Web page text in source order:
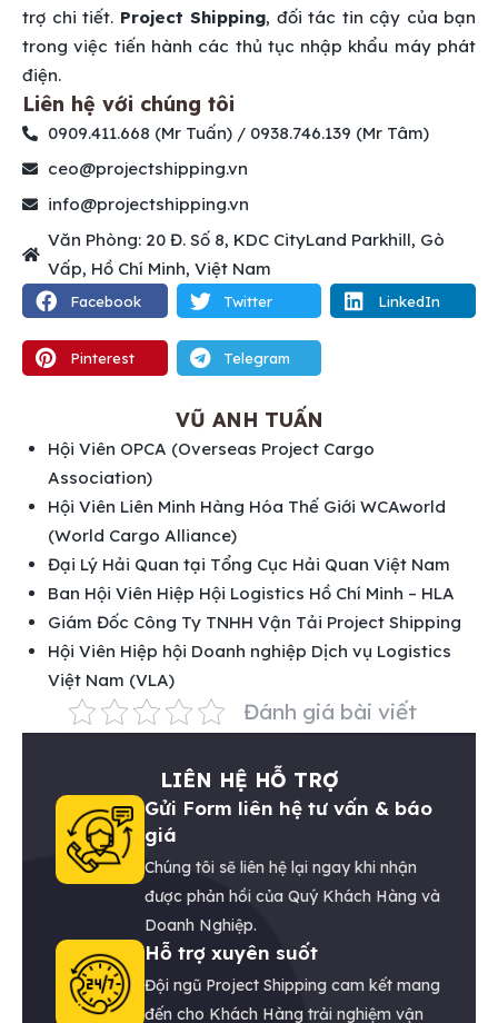
trợ chi tiết. Project Shipping, đối tác tin cậy của bạn
trong việc tiến hành các thủ tục nhập khẩu máy phát
điện.
Liên hệ với chúng tôi
0909.411.668 (Mr Tuấn) / 0938.746.139 (Mr Tâm)
ceo@projectshipping.vn
info@projectshipping.vn
Văn Phòng: 20 Đ. Số 8, KDC CityLand Parkhill, Gò
Vấp, Hồ Chí Minh, Việt Nam
Facebook Twitter LinkedIn
Pinterest Telegram
VŨ ANH TUẤN
Hội Viên OPCA (Overseas Project Cargo
Association)
Hội Viên Liên Minh Hàng Hóa Thế Giới WCAworld
(World Cargo Alliance)
Đại Lý Hải Quan tại Tổng Cục Hải Quan Việt Nam
Ban Hội Viên Hiệp Hội Logistics Hồ Chí Minh – HLA
Giám Đốc Công Ty TNHH Vận Tải Project Shipping
Hội Viên Hiệp hội Doanh nghiệp Dịch vụ Logistics
Việt Nam (VLA)
Đánh giá bài viết
LIÊN HỆ HỖ TRỢ
Gửi Form liên hệ tư vấn & báo
giá
Chúng tôi sẽ liên hệ lại ngay khi nhận
được phản hồi của Quý Khách Hàng và
Doanh Nghiệp.
Hỗ trợ xuyên suốt
Đội ngũ Project Shipping cam kết mang
đến cho Khách Hàng trải nghiệm vận